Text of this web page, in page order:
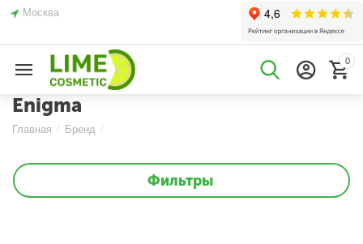
Москва
0
Enigma
Главная / Бренд /
Фильтры